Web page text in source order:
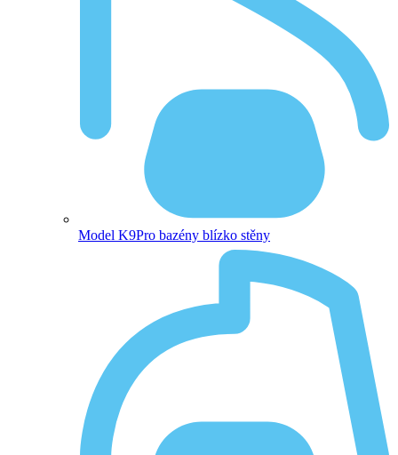
Model K9Pro bazény blízko stěny